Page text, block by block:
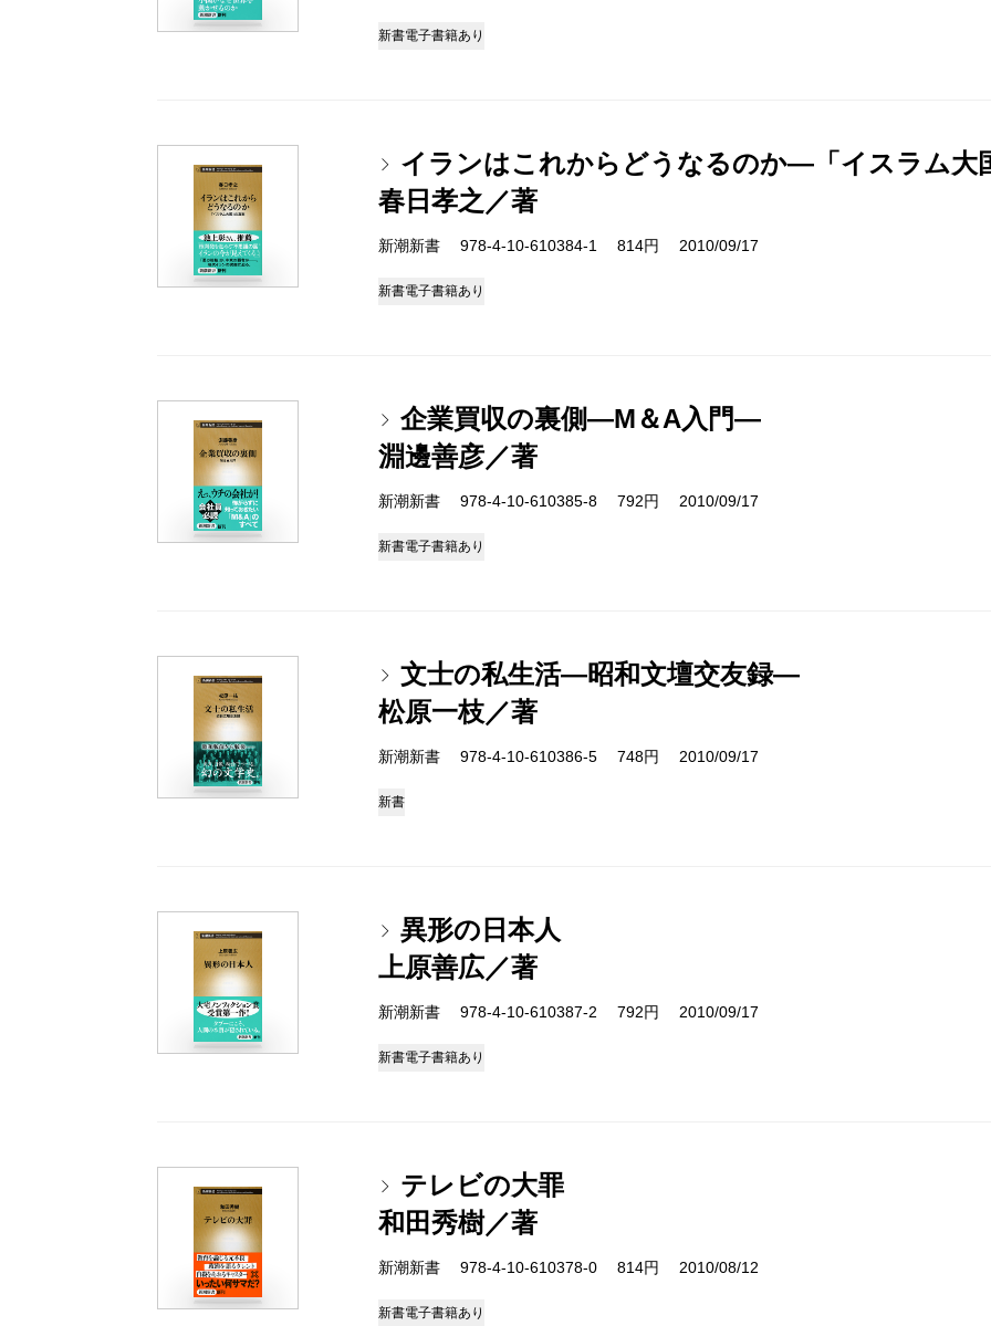
新書電子書籍あり
イランはこれからどうなるのか―「イスラム大
春日孝之／著
新潮新書 978-4-10-610384-1 814円 2010/09/17
新書電子書籍あり
企業買収の裏側―M＆A入門―
淵邊善彦／著
新潮新書 978-4-10-610385-8 792円 2010/09/17
新書電子書籍あり
文士の私生活―昭和文壇交友録―
松原一枝／著
新潮新書 978-4-10-610386-5 748円 2010/09/17
新書
異形の日本人
上原善広／著
新潮新書 978-4-10-610387-2 792円 2010/09/17
新書電子書籍あり
テレビの大罪
和田秀樹／著
新潮新書 978-4-10-610378-0 814円 2010/08/12
新書電子書籍あり